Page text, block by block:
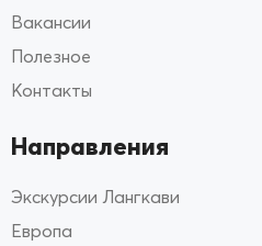
Вакансии
Полезное
Контакты
Направления
Экскурсии Лангкави
Европа